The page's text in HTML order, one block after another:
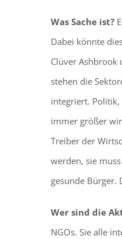
Was Sache ist?
Dabei könnte
Clüver
stehen die
integriert.
immer größer
Treiber der
werden, sie
gesunde Bürger.
Wer sind die
NGOs. Sie alle